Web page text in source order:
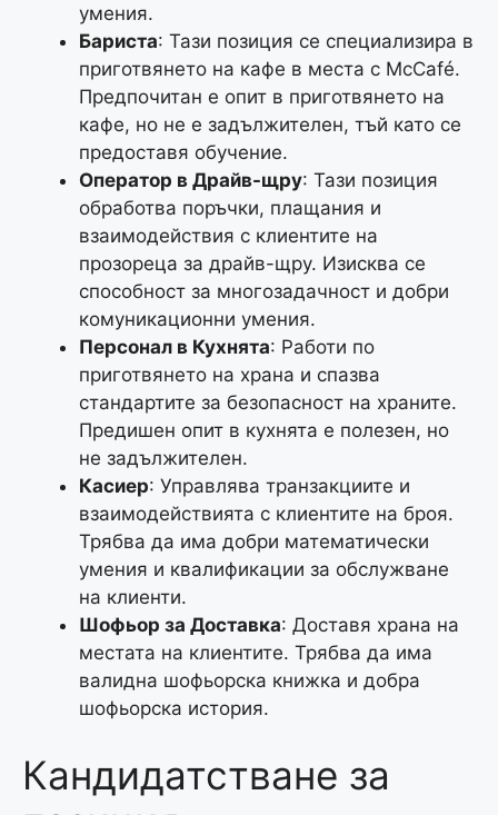
умения.
Бариста: Тази позиция се специализира в
приготвянето на кафе в места с McCafé.
Предпочитан е опит в приготвянето на
кафе, но не е задължителен, тъй като се
предоставя обучение.
Оператор в Драйв-щру: Тази позиция
обработва поръчки, плащания и
взаимодействия с клиентите на
прозореца за драйв-щру. Изисква се
способност за многозадачност и добри
комуникационни умения.
Персонал в Кухнята: Работи по
приготвянето на храна и спазва
стандартите за безопасност на храните.
Предишен опит в кухнята е полезен, но
не задължителен.
Касиер: Управлява транзакциите и
взаимодействията с клиентите на броя.
Трябва да има добри математически
умения и квалификации за обслужване
на клиенти.
Шофьор за Доставка: Доставя храна на
местата на клиентите. Трябва да има
валидна шофьорска книжка и добра
шофьорска история.
Кандидатстване за